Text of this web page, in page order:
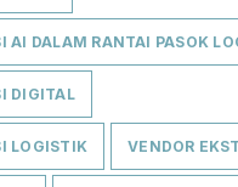
AI DALAM RANTAI PASOK
DIGITAL
LOGISTIK VENDOR